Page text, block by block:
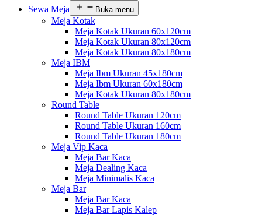
Sewa Meja
Buka menu
Meja Kotak
Meja Kotak Ukuran 60x120cm
Meja Kotak Ukuran 80x120cm
Meja Kotak Ukuran 80x180cm
Meja IBM
Meja Ibm Ukuran 45x180cm
Meja Ibm Ukuran 60x180cm
Meja Kotak Ukuran 80x180cm
Round Table
Round Table Ukuran 120cm
Round Table Ukuran 160cm
Round Table Ukuran 180cm
Meja Vip Kaca
Meja Bar Kaca
Meja Dealing Kaca
Meja Minimalis Kaca
Meja Bar
Meja Bar Kaca
Meja Bar Lapis Kalep